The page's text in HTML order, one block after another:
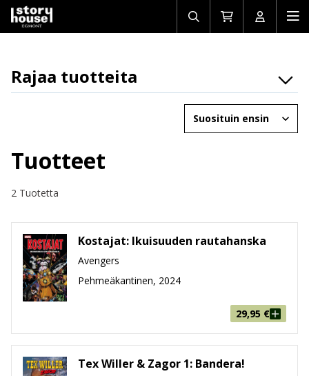
Avaa/sulje
haku
Siirry
ostoskoriin
Avaa/
Rajaa tuotteita
Osasto
Tuotemuoto
Hinta
Järjestä
Tuotteet
2 Tuotetta
Kostajat: Ikuisuuden rautahanska
Avengers
Pehmeäkantinen, 2024
29,95 €
Tex Willer & Zagor 1: Bandera!